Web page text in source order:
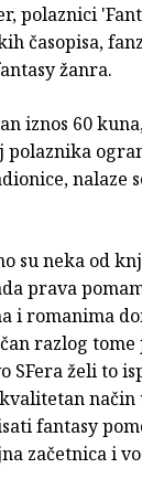
polaznici
časopisa,
žanra.
iznos 60
nalaze
su neka od
prava
i romanima
razlog
SFera želi to
fantasy
začetnica i